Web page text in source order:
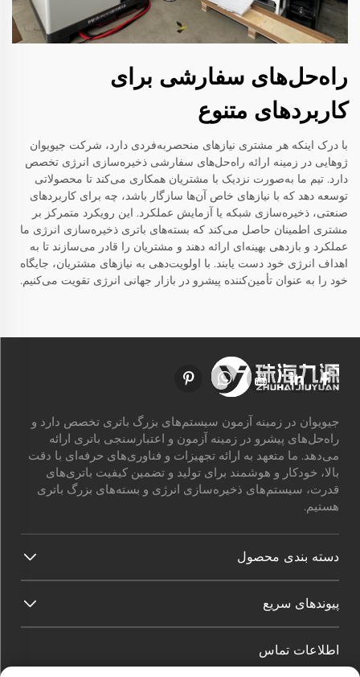
راه‌حل‌های سفارشی برای
کاربردهای متنوع
با درک اینکه هر مشتری نیازهای منحصربه‌فردی دارد، شرکت جیویوان
ژوهایی در زمینه ارائه راه‌حل‌های سفارشی ذخیره‌سازی انرژی تخصص
دارد. تیم ما به‌صورت نزدیک با مشتریان همکاری می‌کند تا محصولاتی
توسعه دهد که با نیازهای خاص آن‌ها سازگار باشد، چه برای کاربردهای
صنعتی، ذخیره‌سازی شبکه یا آزمایش عملکرد. این رویکرد متمرکز بر
مشتری اطمینان حاصل می‌کند که بسته‌های باتری ذخیره‌سازی انرژی ما
عملکرد و بازدهی بهینه‌ای ارائه دهند و مشتریان را قادر می‌سازند تا به
اهداف انرژی خود دست یابند. با اولویت‌دهی به نیازهای مشتریان، جایگاه
خود را به عنوان تأمین‌کننده پیشرو در بازار جهانی انرژی تقویت می‌کنیم.
جیویوان در زمینه آزمون سیستم‌های بزرگ باتری تخصص دارد و
راه‌حل‌های پیشرو در زمینه آزمون و اعتبارسنجی باتری ارائه
می‌دهد. ما متعهد به ارائه تجهیزات و فناوری‌های حرفه‌ای با دقت
بالا، خودکار و هوشمند برای تولید و تضمین کیفیت باتری‌های
قدرت، سیستم‌های ذخیره‌سازی انرژی و بسته‌های بزرگ باتری
هستیم.
دسته بندی محصول
پیوندهای سریع
اطلاعات تماس